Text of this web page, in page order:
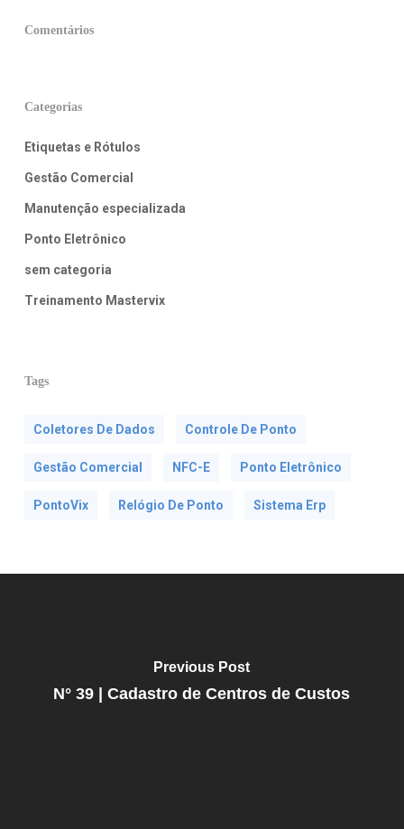
Comentários
Categorias
Etiquetas e Rótulos
Gestão Comercial
Manutenção especializada
Ponto Eletrônico
sem categoria
Treinamento Mastervix
Tags
Coletores De Dados Controle De Ponto
Gestão Comercial NFC-E Ponto Eletrônico
PontoVix Relógio De Ponto Sistema Erp
Previous Post
N° 39 | Cadastro de Centros de Custos